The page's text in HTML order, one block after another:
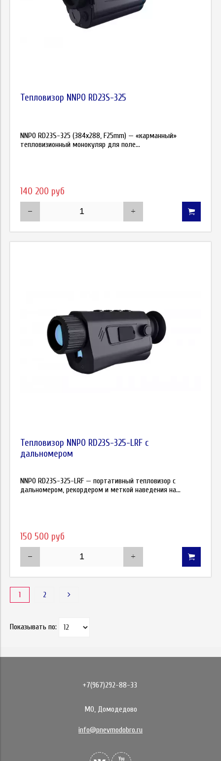
Тепловизор NNPO RD23S-325
NNPO RD23S-325 (384x288, F25mm) — «карманный»
тепловизионный монокуляр для поле...
140 200 руб
Тепловизор NNPO RD23S-325-LRF с
дальномером
NNPO RD23S-325-LRF — портативный тепловизор с
дальномером, рекордером и меткой наведения на...
150 500 руб
1 2
Показывать по:
+7(967)292-88-33
МО, Домодедово
info@pnevmodobro.ru